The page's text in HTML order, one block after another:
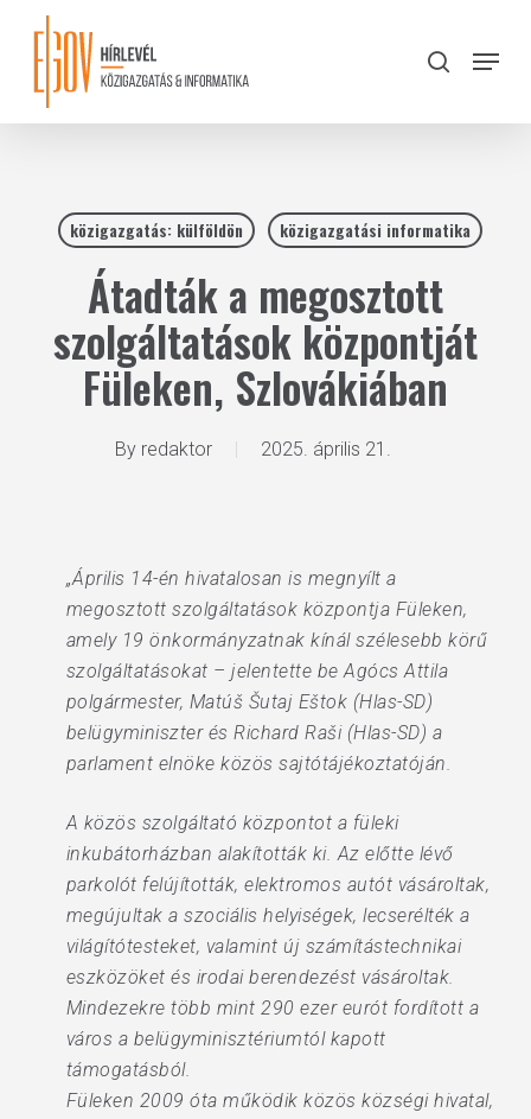
content
search
Menu
közigazgatás: külföldön közigazgatási informatika
Átadták a megosztott
szolgáltatások központját
Füleken, Szlovákiában
By redaktor 2025. április 21.
„Április 14-én hivatalosan is megnyílt a
megosztott szolgáltatások központja Füleken,
amely 19 önkormányzatnak kínál szélesebb körű
szolgáltatásokat – jelentette be Agócs Attila
polgármester, Matúš Šutaj Eštok (Hlas-SD)
belügyminiszter és Richard Raši (Hlas-SD) a
parlament elnöke közös sajtótájékoztatóján.
A közös szolgáltató központot a füleki
inkubátorházban alakították ki. Az előtte lévő
parkolót felújították, elektromos autót vásároltak,
megújultak a szociális helyiségek, lecserélték a
világítótesteket, valamint új számítástechnikai
eszközöket és irodai berendezést vásároltak.
Mindezekre több mint 290 ezer eurót fordított a
város a belügyminisztériumtól kapott
támogatásból.
Füleken 2009 óta működik közös községi hivatal,
Close